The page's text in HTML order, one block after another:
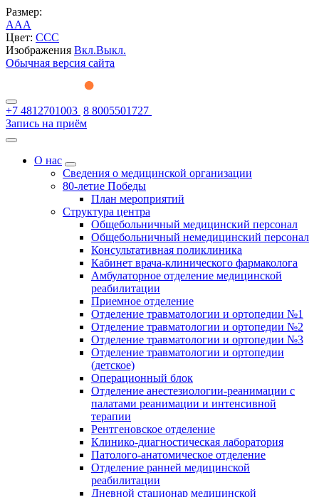
Размер:
AAA
Цвет: CCC
Изображения Вкл.Выкл.
Обычная версия сайта
+7 4812701003 8 8005501727
Запись на приём
О нас
Сведения о медицинской организации
80-летие Победы
План мероприятий
Структура центра
Общебольничный медицинский персонал
Общебольничный немедицинский персонал
Консультативная поликлиника
Кабинет врача-клинического фармаколога
Амбулаторное отделение медицинской
реабилитации
Приемное отделение
Отделение травматологии и ортопедии №1
Отделение травматологии и ортопедии №2
Отделение травматологии и ортопедии №3
Отделение травматологии и ортопедии
(детское)
Операционный блок
Отделение анестезиологии-реанимации с
палатами реанимации и интенсивной
терапии
Рентгеновское отделение
Клинико-диагностическая лаборатория
Патолого-анатомическое отделение
Отделение ранней медицинской
реабилитации
Дневной стационар медицинской